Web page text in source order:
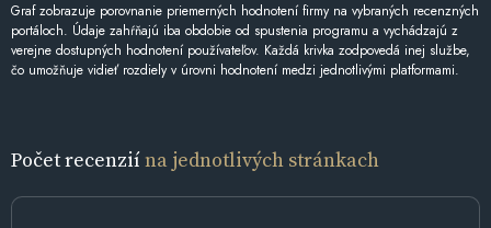
Graf zobrazuje porovnanie priemerných hodnotení firmy na vybraných recenzných
portáloch. Údaje zahŕňajú iba obdobie od spustenia programu a vychádzajú z
verejne dostupných hodnotení používateľov. Každá krivka zodpovedá inej službe,
čo umožňuje vidieť rozdiely v úrovni hodnotení medzi jednotlivými platformami.
Počet recenziína jednotlivých stránkach